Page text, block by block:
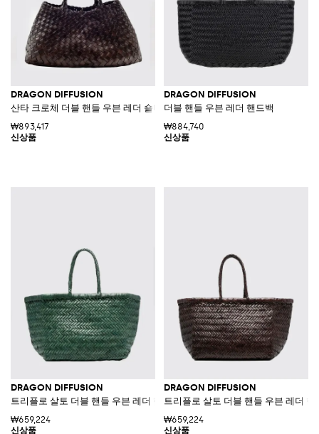
DRAGON DIFFUSION
산타 크로체 더블 핸들 우븐 레더 숄더백
₩893,417
DRAGON DIFFUSION
더블 핸들 우븐 레더 핸드백
₩884,740
DRAGON DIFFUSION
트리플로 살토 더블 핸들 우븐 레더 핸드백
₩659,224
DRAGON DIFFUSION
트리플로 살토 더블 핸들 우븐 레더 핸
₩659,224